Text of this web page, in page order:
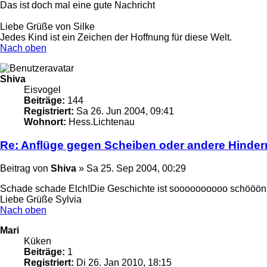
Das ist doch mal eine gute Nachricht
Liebe Grüße von Silke
Jedes Kind ist ein Zeichen der Hoffnung für diese Welt.
Nach oben
Shiva
Eisvogel
Beiträge: 144
Registriert: Sa 26. Jun 2004, 09:41
Wohnort: Hess.Lichtenau
Re: Anflüge gegen Scheiben oder andere
Beitrag von Shiva » Sa 25. Sep 2004, 00:29
Schade schade Elch!Die Geschichte ist soooooooooo
Liebe Grüße Sylvia
Nach oben
Mari
Küken
Beiträge: 1
Registriert: Di 26. Jan 2010, 18:15